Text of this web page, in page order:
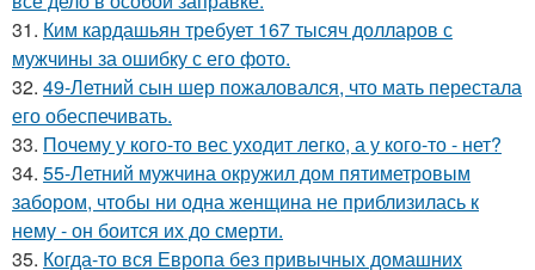
31. Ким кардашьян требует 167 тысяч долларов с
мужчины за ошибку с его фото.
32. 49-Летний сын шер пожаловался, что мать перестала
его обеспечивать.
33. Почему у кого-то вес уходит легко, а у кого-то - нет?
34. 55-Летний мужчина окружил дом пятиметровым
забором, чтобы ни одна женщина не приблизилась к
нему - он боится их до смерти.
35. Когда-то вся Европа без привычных домашних